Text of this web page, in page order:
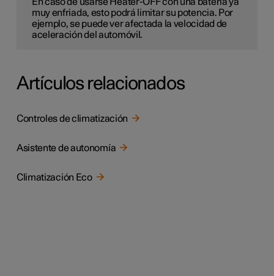
En caso de usarse Heater-OFF con una batería ya
muy enfriada, esto podrá limitar su potencia. Por
ejemplo, se puede ver afectada la velocidad de
aceleración del automóvil.
Artículos relacionados
Controles de climatización
Asistente de autonomía
Climatización Eco